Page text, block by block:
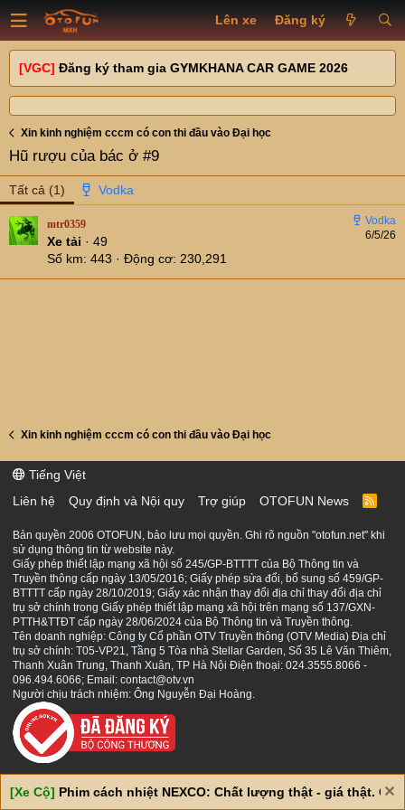
Lên xe Đăng ký
[VGC] Đăng ký tham gia GYMKHANA CAR GAME 2026
Xin kinh nghiệm cccm có con thi đầu vào Đại học
Hũ rượu của bác ở #9
Tất cả (1)
6/5/26
mtr0359
Xe tải · 49
Số km 443 Động cơ 230,291
Xin kinh nghiệm cccm có con thi đầu vào Đại học
Tiếng Việt
Liên hệ
Quy định và Nội quy Trợ giúp OTOFUN News
R
S
Bản quyền 2006 OTOFUN, bảo lưu mọi quyền. Ghi rõ nguồn "otofun.net" khi
sử dụng thông tin từ website này.
Giấy phép thiết lập mạng xã hội số 245/GP-BTTTT của Bộ Thông tin và
Truyền thông cấp ngày 13/05/2016; Giấy phép sửa đổi, bổ sung số 459/GP-
BTTTT cấp ngày 28/10/2019; Giấy xác nhận thay đổi địa chỉ thay đổi địa chỉ
trụ sở chính trong Giấy phép thiết lập mạng xã hội trên mạng số 137/GXN-
PTTH&TTĐT cấp ngày 28/06/2024 của Bộ Thông tin và Truyền thông.
Tên doanh nghiệp: Công ty Cổ phần OTV Truyền thông (OTV Media) Địa chỉ
trụ sở chính: T05-VP21, Tầng 5 Tòa nhà Stellar Garden, Số 35 Lê Văn Thiêm,
Thanh Xuân Trung, Thanh Xuân, TP Hà Nội Điện thoại: 024.3555.8066 -
096.494.6066; Email: contact@otv.vn
Người chịu trách nhiệm: Ông Nguyễn Đại Hoàng.
[Xe Cộ] Phim cách nhiệt NEXCO: Chất lượng thật - giá thật. Giá